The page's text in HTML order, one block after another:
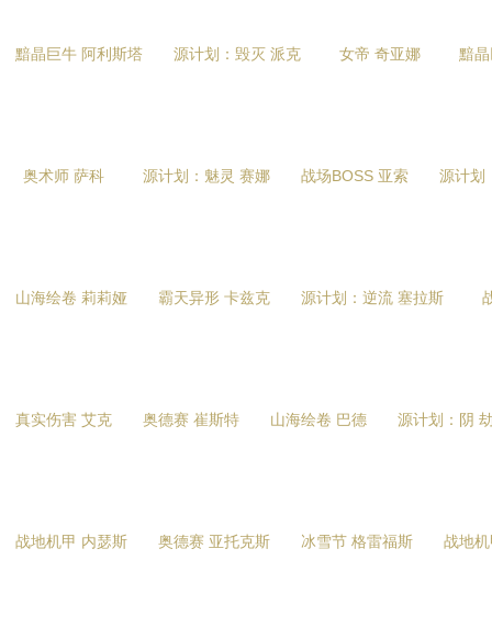
黯晶巨牛 阿利斯塔 源计划：毁灭 派克 女帝 奇亚娜 黯
奥术师 萨科 源计划：魅灵 赛娜 战场BOSS 亚索 源计划
山海绘卷 莉莉娅 霸天异形 卡兹克 源计划：逆流 塞拉斯
真实伤害 艾克 奥德赛 崔斯特 山海绘卷 巴德 源计划：阴
战地机甲 内瑟斯 奥德赛 亚托克斯 冰雪节 格雷福斯 战地